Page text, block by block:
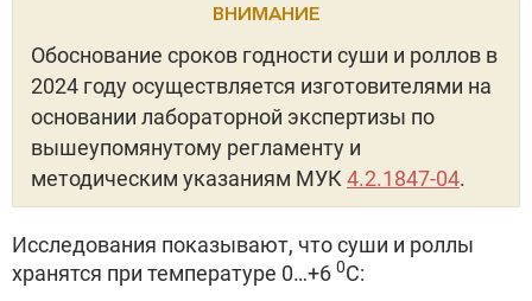
ВНИМАНИЕ
Обоснование сроков годности суши и роллов в
2024 году осуществляется изготовителями на
основании лабораторной экспертизы по
вышеупомянутому регламенту и
методическим указаниям МУК 4.2.1847-04.
Исследования показывают, что суши и роллы
хранятся при температуре 0…+6 0С: